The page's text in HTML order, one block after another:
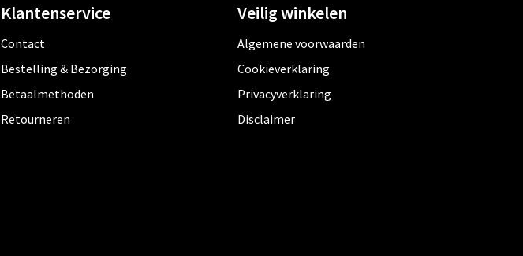
Klantenservice
Contact
Bestelling & Bezorging
Betaalmethoden
Retourneren
Veilig winkelen
Algemene voorwaarden
Cookieverklaring
Privacyverklaring
Disclaimer